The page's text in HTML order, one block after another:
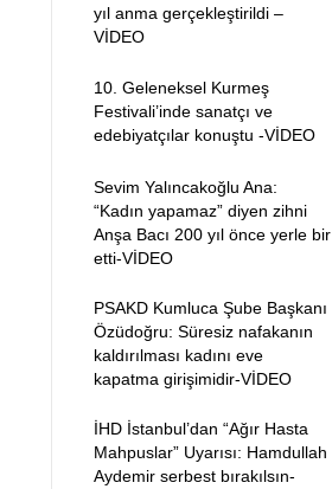
yıl anma gerçekleştirildi –
VİDEO
10. Geleneksel Kurmeş
Festivali’inde sanatçı ve
edebiyatçılar konuştu -VİDEO
Sevim Yalıncakoğlu Ana:
“Kadın yapamaz” diyen zihni
Anşa Bacı 200 yıl önce yerle bir
etti-VİDEO
PSAKD Kumluca Şube Başkanı
Özüdoğru: Süresiz nafakanın
kaldırılması kadını eve
kapatma girişimidir-VİDEO
İHD İstanbul’dan “Ağır Hasta
Mahpuslar” Uyarısı: Hamdullah
Aydemir serbest bırakılsın-